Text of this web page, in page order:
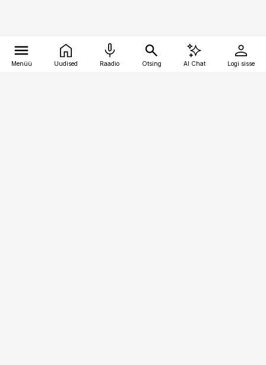
Menüü Uudised Raadio Otsing AI Chat Logi sisse